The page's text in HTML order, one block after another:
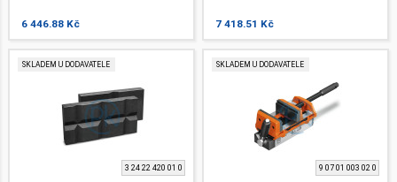
mm.
6 446.88 Kč
s prefabrikovaným rozmístěním
vrtaných otvorů pro prvky Demmeler
a Siegmund.
7 418.51 Kč
SKLADEM U DODAVATELE
3 24 22 420 01 0
SKLADEM U DODAVATELE
9 07 01 003 02 0